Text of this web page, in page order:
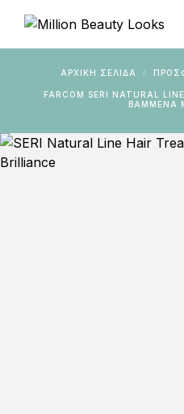
ΑΡΧΙΚΉ ΣΕΛΊΔΑ
FARCOM SERI NATURAL LINE – ΚΡΈΜΑ ΠΡΟΣΤΑΣΊΑΣ ΓΙΑ
ΒΑΜΜΈΝΑ